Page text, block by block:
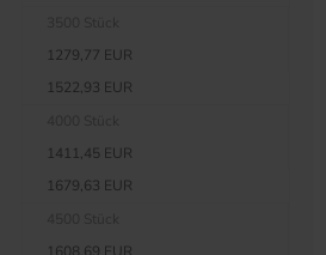
1279,77 EUR
1522,93 EUR
1411,45 EUR
1679,63 EUR